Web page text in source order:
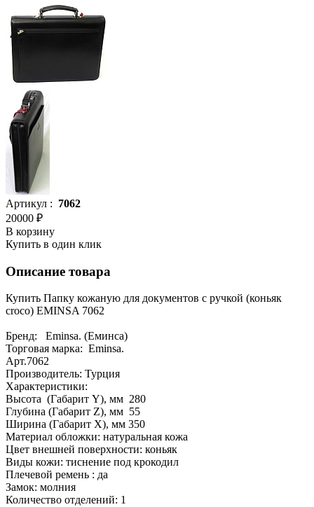
Артикул : 7062
20000 ₽
В корзину
Купить в один клик
Описание товара
Купить Папку кожаную для документов с ручкой (коньяк
croco) EMINSA 7062
Бренд: Eminsa. (Еминса)
Торговая марка: Eminsa.
Арт.7062
Производитель: Турция
Характеристики:
Высота (Габарит Y), мм 280
Глубина (Габарит Z), мм 55
Ширина (Габарит X), мм 350
Материал обложки: натуральная кожа
Цвет внешней поверхности: коньяк
Виды кожи: тиснение под крокодил
Плечевой ремень : да
Замок: молния
Количество отделений: 1